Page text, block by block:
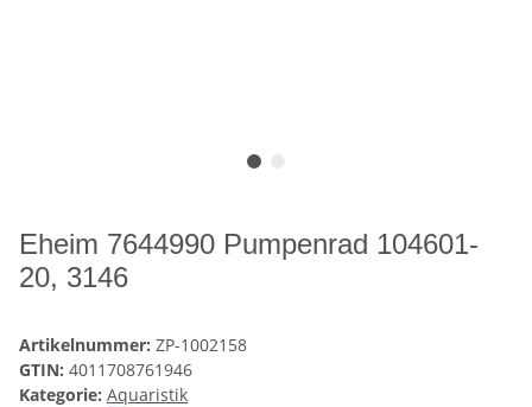
Eheim 7644990 Pumpenrad 104601-
20, 3146
Artikelnummer: ZP-1002158
GTIN: 4011708761946
Kategorie: Aquaristik